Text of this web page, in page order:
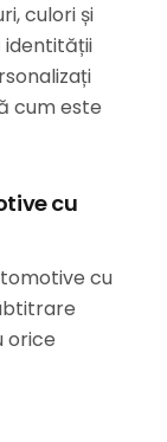
culori și
identității
cum este
cu
cu
orice